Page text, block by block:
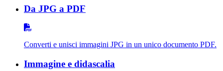
Da JPG a PDF
Converti e unisci immagini JPG in un unico documento PDF.
Immagine e didascalia